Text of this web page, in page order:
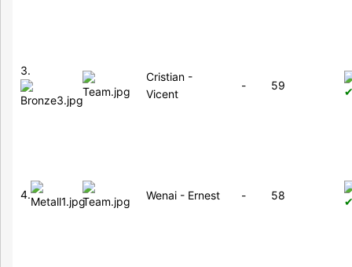
3.
Cristian -
Vicent
- 59
4. Wenai - Ernest - 58